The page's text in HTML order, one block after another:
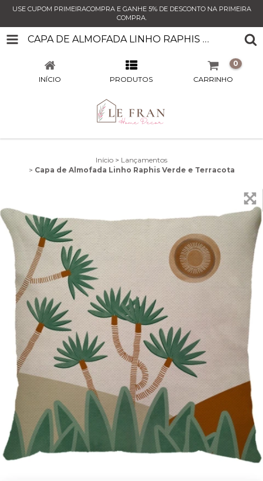
USE CUPOM PRIMEIRACOMPRA E GANHE 5% DE DESCONTO NA PRIMEIRA
COMPRA.
CAPA DE ALMOFADA LINHO RAPHIS VERDE E TERRACOTA
INÍCIO PRODUTOS CARRINHO
0
Início > Lançamentos
> Capa de Almofada Linho Raphis Verde e Terracota